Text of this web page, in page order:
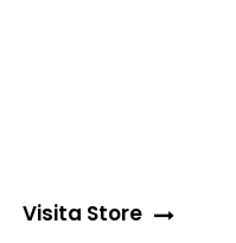
Visita Store